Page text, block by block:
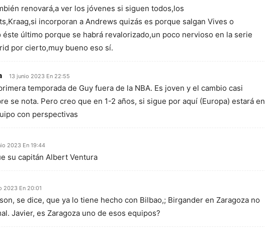
renovará,a ver los jóvenes si siguen todos,los
incorporan a Andrews quizás es porque salgan Vives o
éste último porque se habrá revalorizado,un poco nervioso en la serie
por cierto,muy bueno eso sí.
13 junio 2023 En 22:55
temporada de Guy fuera de la NBA. Es joven y el cambio casi
se nota. Pero creo que en 1-2 años, si sigue por aquí (Europa) estará en
con perspectivas
2023 En 19:44
su capitán Albert Ventura
2023 En 20:01
se dice, que ya lo tiene hecho con Bilbao,; Birgander en Zaragoza no
Javier, es Zaragoza uno de esos equipos?